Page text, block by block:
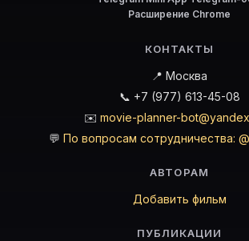
Расширение Chrome
КОНТАКТЫ
📍 Москва
📞 +7 (977) 613-45-08
✉️ movie-planner-
💬 По вопросам сотрудничества:
АВТОРАМ
Добавить фильм
ПУБЛИКАЦИИ